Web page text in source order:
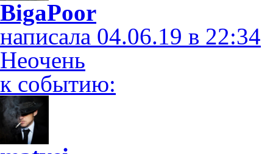
BigaPoor
написала 04.06.19 в 22:34
Неочень
к событию: